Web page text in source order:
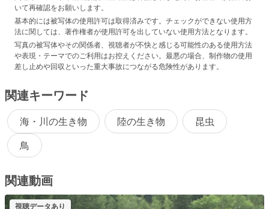
いて再確認をお願いします。
基本的には被写体の使用許可は取得済みです。チェックができない使用方
法に関しては、著作権者が使用許可を出していない使用方法となります。
写真の被写体やその関係者、視聴者が不快と感じる可能性のある使用方法
や表現・テーマでのご利用はお控えください。最悪の場合、制作物の使用
差し止めや回収といった重大事故につながる危険性があります。
関連キーワード
海・川の生き物 陸の生き物
昆虫
鳥
関連動画
視聴データあり